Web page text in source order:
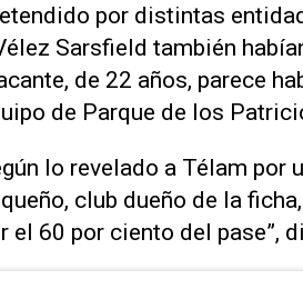
por distintas
Sarsfield también
de 22 años, parece
de Parque de los
lo revelado a Télam por
club dueño de la
el 60 por ciento del pase”,